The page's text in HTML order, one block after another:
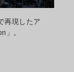
再現したア
」。